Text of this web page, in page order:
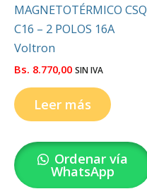
MAGNETOTÉRMICO CSQ
C16 – 2 POLOS 16A
Voltron
Bs. 8.770,00 SIN IVA
Leer más
Ordenar vía
WhatsApp